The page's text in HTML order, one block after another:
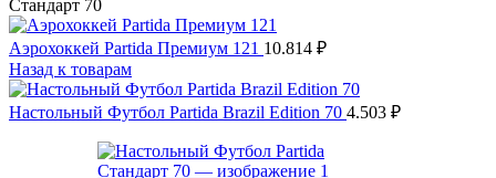
Стандарт 70
Аэрохоккей Partida Премиум 121 10.814 ₽
Назад к товарам
Настольный Футбол Partida Brazil Edition 70 4.503 ₽